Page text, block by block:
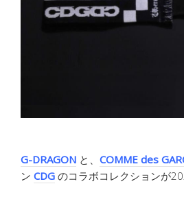
G-DRAGON と、 COMME des
ン CDG のコラボコレクションが